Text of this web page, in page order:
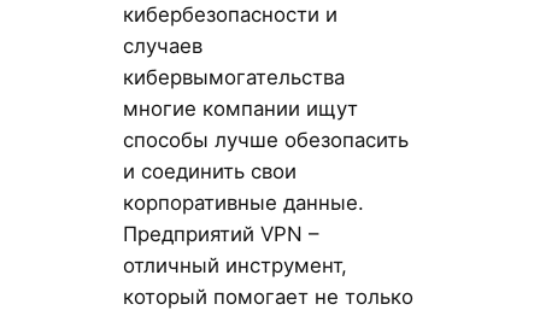
кибербезопасности и
случаев
кибервымогательства
многие компании ищут
способы лучше обезопасить
и соединить свои
корпоративные данные.
Предприятий VPN –
отличный инструмент,
который помогает не только